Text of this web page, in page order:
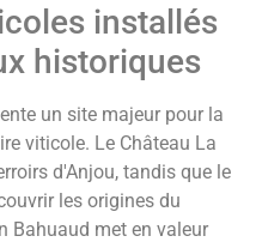
installés
historiques
un site majeur pour la
viticole. Le Château La
d'Anjou, tandis que le
les origines du
Bahuaud met en valeur